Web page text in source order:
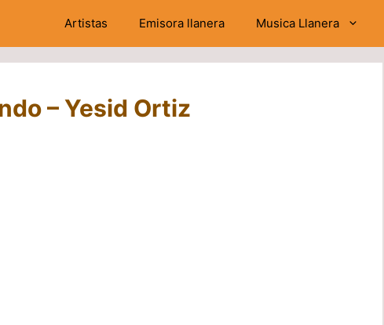
Artistas Emisora llanera Musica Llanera
– Yesid Ortiz